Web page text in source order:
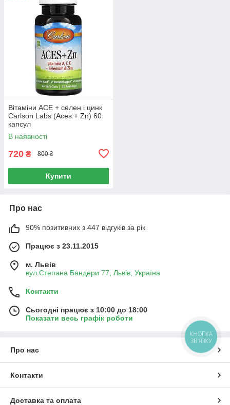
Вітаміни ACE + селен і цинк
Carlson Labs (Aces + Zn) 60
капсул
В наявності
720 ₴ 800 ₴
Купити
Про нас
90% позитивних з 447 відгуків за рік
Працює з 23.11.2015
м. Львів
вул.Степана Бандери 77, Львів, Україна
Контакти
Сьогодні працює з 10:00 до 18:00
Показати весь графік роботи
Про нас
Контакти
Доставка та оплата
КНОПКА
ЗВ'ЯЗКУ